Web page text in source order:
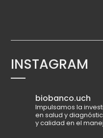
INSTAGRAM
biobanco.uch
Impulsamos la
en salud y
y calidad en el